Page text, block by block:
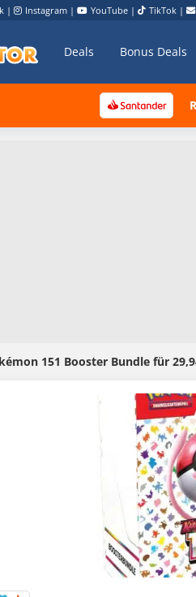
| Instagram | YouTube | TikTok |
Deals Bonus Deals
151 Booster Bundle für